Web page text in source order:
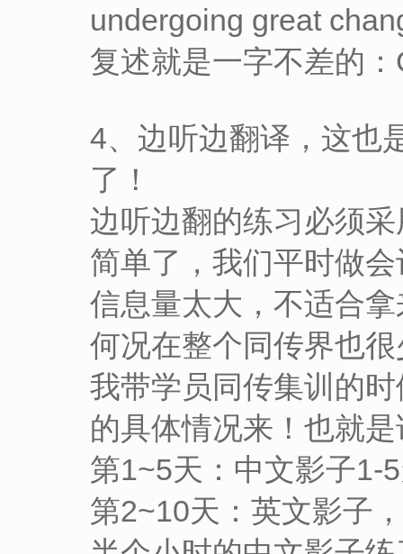
undergoing great
复述就是一字不差的
4、边听边翻译，这也
了！
边听边翻的练习必须
简单了，我们平时做
信息量太大，不适合
何况在整个同传界也
我带学员同传集训的
的具体情况来！也就
第1~5天：中文影子1-
第2~10天：英文影子